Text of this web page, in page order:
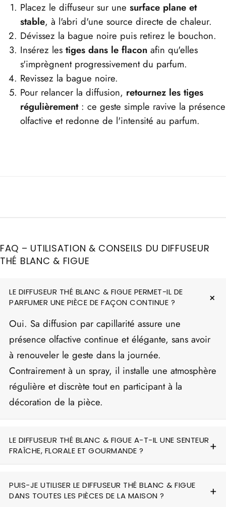
Placez le diffuseur sur une surface plane et
stable, à l'abri d'une source directe de chaleur.
Dévissez la bague noire puis retirez le bouchon.
Insérez les tiges dans le flacon afin qu'elles
s'imprègnent progressivement du parfum.
Revissez la bague noire.
Pour relancer la diffusion, retournez les tiges
régulièrement: ce geste simple ravive la présence
olfactive et redonne de l'intensité au parfum.
FAQ – UTILISATION & CONSEILS DU DIFFUSEUR
THÉ BLANC & FIGUE
LE DIFFUSEUR THÉ BLANC & FIGUE PERMET-IL DE
PARFUMER UNE PIÈCE DE FAÇON CONTINUE ?
Oui. Sa diffusion par capillarité assure une
présence olfactive continue et élégante, sans avoir
à renouveler le geste dans la journée.
Contrairement à un spray, il installe une atmosphère
régulière et discrète tout en participant à la
décoration de la pièce.
LE DIFFUSEUR THÉ BLANC & FIGUE A-T-IL UNE SENTEUR
FRAÎCHE, FLORALE ET GOURMANDE ?
PUIS-JE UTILISER LE DIFFUSEUR THÉ BLANC & FIGUE
DANS TOUTES LES PIÈCES DE LA MAISON ?